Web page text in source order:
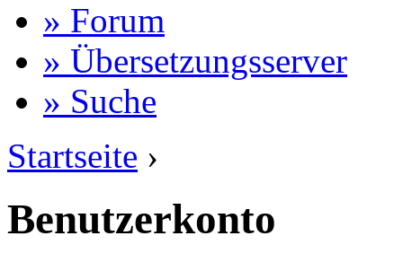
» Forum
» Übersetzungsserver
» Suche
Startseite ›
Benutzerkonto